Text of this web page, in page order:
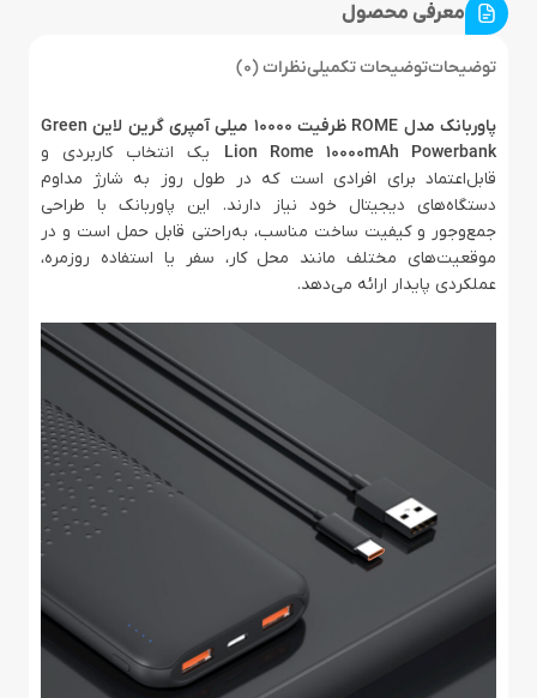
معرفی محصول
توضیحاتتوضیحات تکمیلینظرات (0)
پاوربانک مدل ROME ظرفیت 10000 میلی آمپری گرین لاین Green
Lion Rome 10000mAh Powerbank یک انتخاب کاربردی و
قابل‌اعتماد برای افرادی است که در طول روز به شارژ مداوم
دستگاه‌های دیجیتال خود نیاز دارند. این پاوربانک با طراحی
جمع‌وجور و کیفیت ساخت مناسب، به‌راحتی قابل حمل است و در
موقعیت‌های مختلف مانند محل کار، سفر یا استفاده روزمره،
عملکردی پایدار ارائه می‌دهد.